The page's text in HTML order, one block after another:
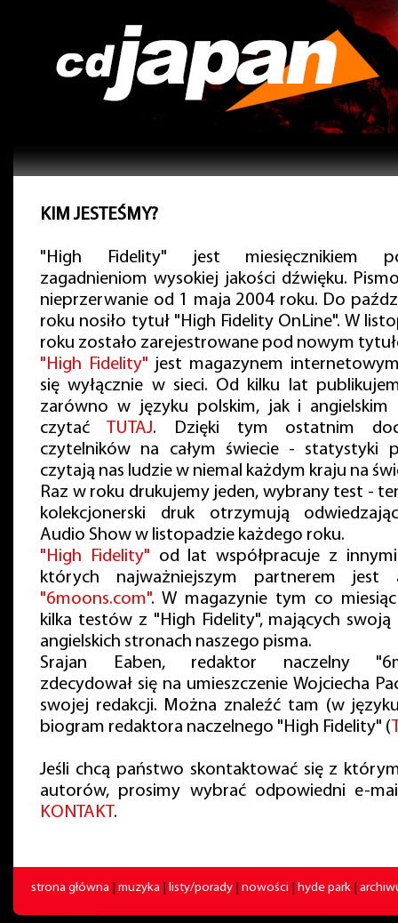
KIM JESTEŚMY?
"High Fidelity" jest miesięcznikiem
zagadnieniom wysokiej jakości dźwięku.
nieprzerwanie od 1 maja 2004 roku. Do
roku nosiło tytuł "High Fidelity OnLine". W
roku zostało zarejestrowane pod nowym
"High Fidelity" jest magazynem
się wyłącznie w sieci. Od kilku lat
zarówno w języku polskim, jak i
czytać
TUTAJ. Dzięki tym ostatnim
czytelników na całym świecie - statystyki
czytają nas ludzie w niemal każdym kraju na
Raz w roku drukujemy jeden, wybrany test -
kolekcjonerski druk otrzymują
Audio Show w listopadzie każdego roku.
"High Fidelity" od lat współpracuje z
których najważniejszym partnerem jest
"6moons.com". W magazynie tym co
kilka testów z "High Fidelity", mających swoją
angielskich stronach naszego pisma.
Srajan Eaben, redaktor naczelny
zdecydował się na umieszczenie Wojciecha
swojej redakcji. Można znaleźć tam (w
biogram redaktora naczelnego "High Fidelity" (
Jeśli chcą państwo skontaktować się z
autorów, prosimy wybrać odpowiedni e-
KONTAKT .
strona główna muzyka listy/porady nowości hyde park